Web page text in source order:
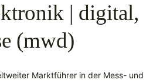
| digital,
(mwd)
Marktführer in der Mess- und